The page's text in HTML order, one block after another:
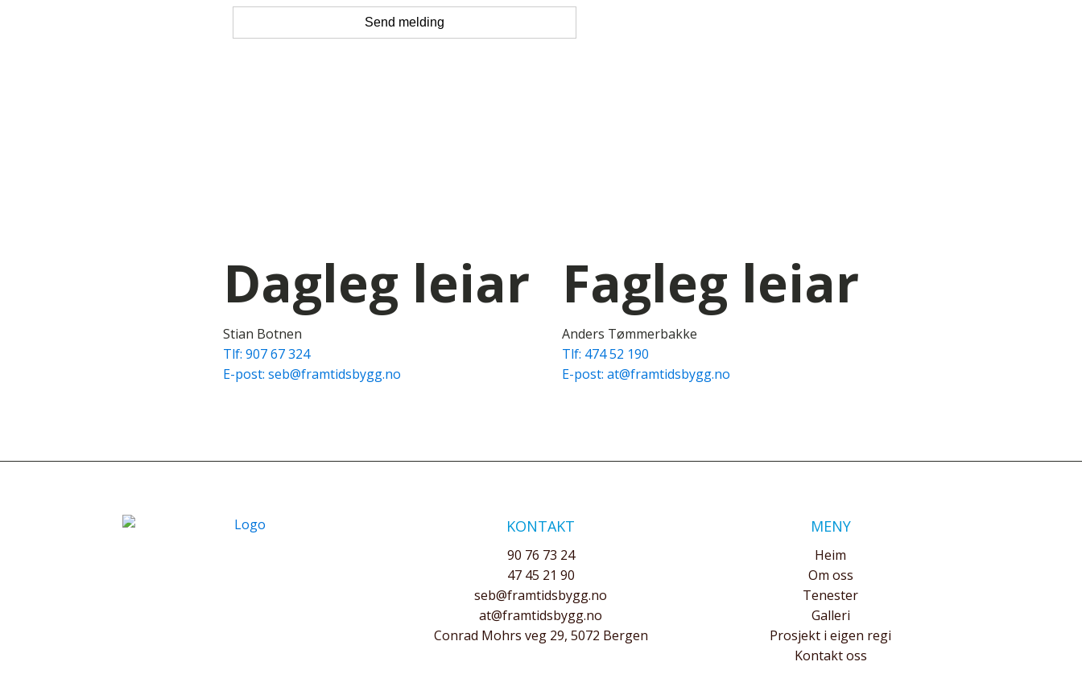
Dagleg leiar
Stian Botnen
Tlf: 907 67 324
E-post: seb@framtidsbygg.no
Fagleg leiar
Anders Tømmerbakke
Tlf: 474 52 190
E-post: at@framtidsbygg.no
KONTAKT
90 76 73 24
47 45 21 90
seb@framtidsbygg.no
at@framtidsbygg.no
Conrad Mohrs veg 29, 5072 Bergen
MENY
Heim
Om oss
Tenester
Galleri
Prosjekt i eigen regi
Kontakt oss